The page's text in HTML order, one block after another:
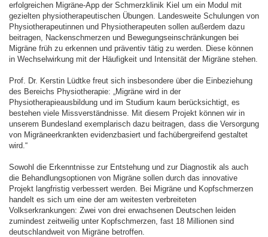
erfolgreichen Migräne-App der Schmerzklinik Kiel um ein Modul mit
gezielten physiotherapeutischen Übungen. Landesweite Schulungen von
Physiotherapeutinnen und Physiotherapeuten sollen außerdem dazu
beitragen, Nackenschmerzen und Bewegungseinschränkungen bei
Migräne früh zu erkennen und präventiv tätig zu werden. Diese können
in Wechselwirkung mit der Häufigkeit und Intensität der Migräne stehen.
Prof. Dr. Kerstin Lüdtke freut sich insbesondere über die Einbeziehung
des Bereichs Physiotherapie: „Migräne wird in der
Physiotherapieausbildung und im Studium kaum berücksichtigt, es
bestehen viele Missverständnisse. Mit diesem Projekt können wir in
unserem Bundesland exemplarisch dazu beitragen, dass die Versorgung
von Migräneerkrankten evidenzbasiert und fachübergreifend gestaltet
wird.“
Sowohl die Erkenntnisse zur Entstehung und zur Diagnostik als auch
die Behandlungsoptionen von Migräne sollen durch das innovative
Projekt langfristig verbessert werden. Bei Migräne und Kopfschmerzen
handelt es sich um eine der am weitesten verbreiteten
Volkserkrankungen: Zwei von drei erwachsenen Deutschen leiden
zumindest zeitweilig unter Kopfschmerzen, fast 18 Millionen sind
deutschlandweit von Migräne betroffen.